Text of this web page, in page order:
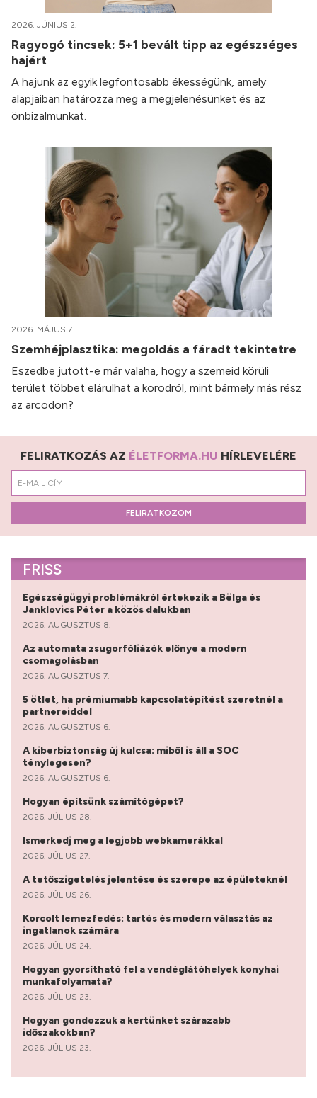
2026. JÚNIUS 2.
Ragyogó tincsek: 5+1 bevált tipp az egészséges
hajért
A hajunk az egyik legfontosabb ékességünk, amely
alapjaiban határozza meg a megjelenésünket és az
önbizalmunkat.
2026. MÁJUS 7.
Szemhéjplasztika: megoldás a fáradt tekintetre
Eszedbe jutott-e már valaha, hogy a szemeid körüli
terület többet elárulhat a korodról, mint bármely más rész
az arcodon?
FELIRATKOZÁS AZ ÉLETFORMA.HU HÍRLEVELÉRE
FELIRATKOZOM
FRISS
Egészségügyi problémákról értekezik a Bëlga és
Janklovics Péter a közös dalukban
2026. AUGUSZTUS 8.
Az automata zsugorfóliázók előnye a modern
csomagolásban
2026. AUGUSZTUS 7.
5 ötlet, ha prémiumabb kapcsolatépítést szeretnél a
partnereiddel
2026. AUGUSZTUS 6.
A kiberbiztonság új kulcsa: miből is áll a SOC
ténylegesen?
2026. AUGUSZTUS 6.
Hogyan építsünk számítógépet?
2026. JÚLIUS 28.
Ismerkedj meg a legjobb webkamerákkal
2026. JÚLIUS 27.
A tetőszigetelés jelentése és szerepe az épületeknél
2026. JÚLIUS 26.
Korcolt lemezfedés: tartós és modern választás az
ingatlanok számára
2026. JÚLIUS 24.
Hogyan gyorsítható fel a vendéglátóhelyek konyhai
munkafolyamata?
2026. JÚLIUS 23.
Hogyan gondozzuk a kertünket szárazabb
időszakokban?
2026. JÚLIUS 23.